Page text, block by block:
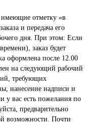
имеющие отметку «в
и передача его
дня. При этом: Если
заказ будет
оформлена после 12.00
на следующий рабочий
требующих
нанесение надписи и
у вас есть пожелания по
предварительно
возможности. Почти